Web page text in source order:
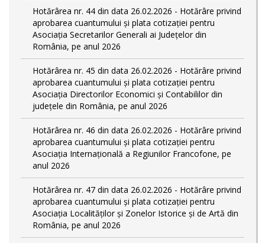
Hotărârea nr. 44 din data 26.02.2026 - Hotărâre privind
aprobarea cuantumului și plata cotizației pentru
Asociația Secretarilor Generali ai Județelor din
România, pe anul 2026
Hotărârea nr. 45 din data 26.02.2026 - Hotărâre privind
aprobarea cuantumului și plata cotizației pentru
Asociația Directorilor Economici și Contabililor din
județele din România, pe anul 2026
Hotărârea nr. 46 din data 26.02.2026 - Hotărâre privind
aprobarea cuantumului și plata cotizației pentru
Asociația Internațională a Regiunilor Francofone, pe
anul 2026
Hotărârea nr. 47 din data 26.02.2026 - Hotărâre privind
aprobarea cuantumului și plata cotizației pentru
Asociația Localităților și Zonelor Istorice și de Artă din
România, pe anul 2026